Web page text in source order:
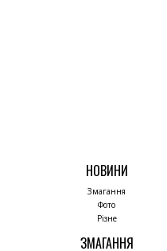
НОВИНИ
Змагання
Фото
Різне
ЗМАГАННЯ